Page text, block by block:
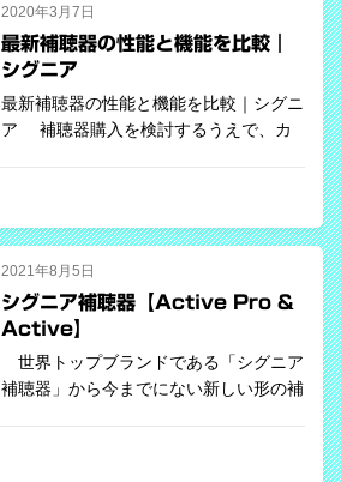
2020年3月7日
最新補聴器の性能と機能を比較｜
シグニア
最新補聴器の性能と機能を比較｜シグニ
ア 補聴器購入を検討するうえで、カ
ログには3世代分くらいの機種がそれぞ
れ3…
2021年8月5日
シグニア補聴器【Active Pro &
Active】
世界トップブランドである「シグニア
補聴器」から今までにない新しい形の補